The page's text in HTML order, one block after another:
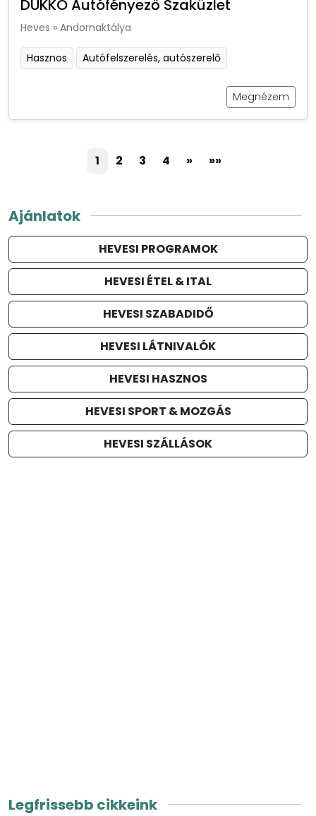
DUKKO Autófényező Szaküzlet
Heves » Andornaktálya
Hasznos Autófelszerelés, autószerelő
Megnézem
1 2 3 4 » »»
Ajánlatok
HEVESI PROGRAMOK
HEVESI ÉTEL & ITAL
HEVESI SZABADIDŐ
HEVESI LÁTNIVALÓK
HEVESI HASZNOS
HEVESI SPORT & MOZGÁS
HEVESI SZÁLLÁSOK
Legfrissebb cikkeink